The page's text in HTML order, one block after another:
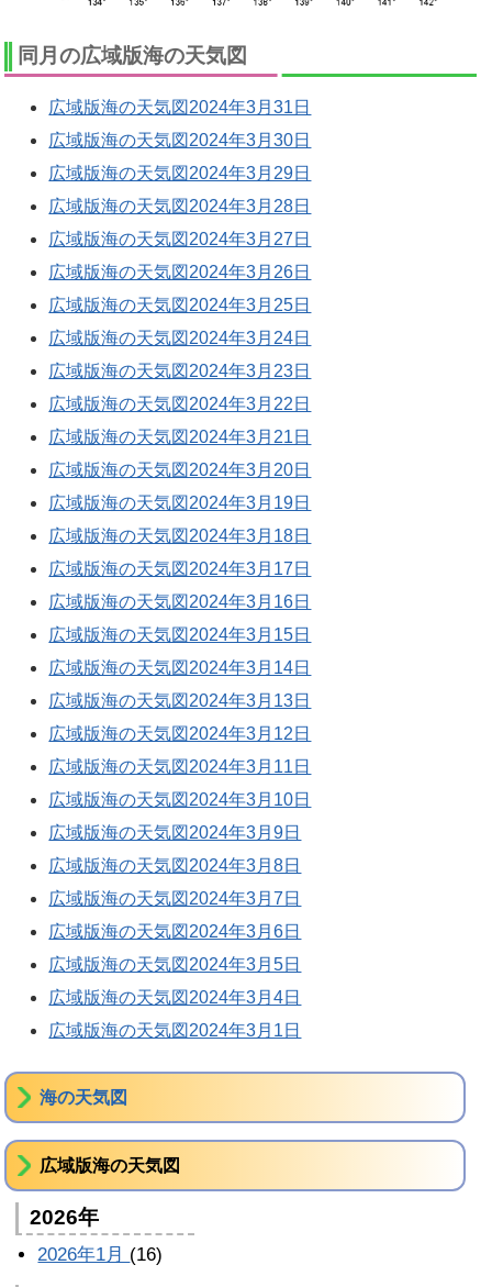
同月の広域版海の天気図
広域版海の天気図2024年3月31日
広域版海の天気図2024年3月30日
広域版海の天気図2024年3月29日
広域版海の天気図2024年3月28日
広域版海の天気図2024年3月27日
広域版海の天気図2024年3月26日
広域版海の天気図2024年3月25日
広域版海の天気図2024年3月24日
広域版海の天気図2024年3月23日
広域版海の天気図2024年3月22日
広域版海の天気図2024年3月21日
広域版海の天気図2024年3月20日
広域版海の天気図2024年3月19日
広域版海の天気図2024年3月18日
広域版海の天気図2024年3月17日
広域版海の天気図2024年3月16日
広域版海の天気図2024年3月15日
広域版海の天気図2024年3月14日
広域版海の天気図2024年3月13日
広域版海の天気図2024年3月12日
広域版海の天気図2024年3月11日
広域版海の天気図2024年3月10日
広域版海の天気図2024年3月9日
広域版海の天気図2024年3月8日
広域版海の天気図2024年3月7日
広域版海の天気図2024年3月6日
広域版海の天気図2024年3月5日
広域版海の天気図2024年3月4日
広域版海の天気図2024年3月1日
海の天気図
広域版海の天気図
2026年
2026年1月 (16)